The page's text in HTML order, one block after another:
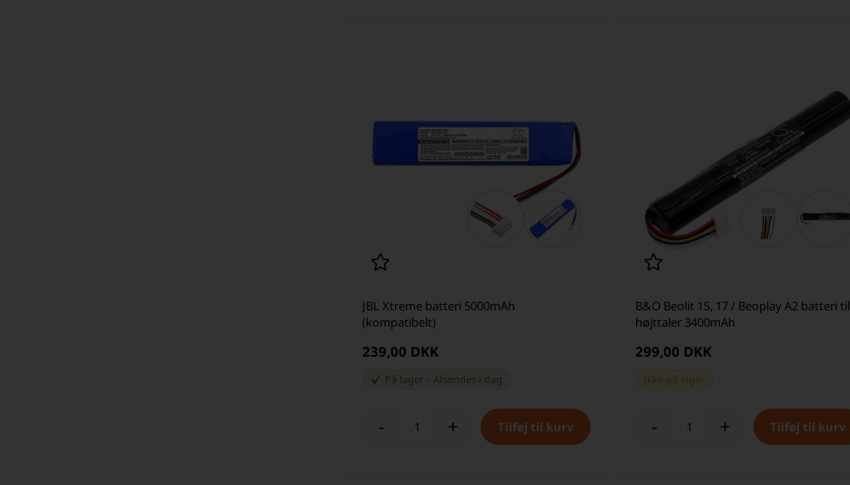
JBL Xtreme batteri 5000mAh
(kompatibelt)
239,00 DKK
På lager Afsendes i dag
- +
B&O Beolit 15, 17 / Beoplay A2 batteri til
højttaler 3400mAh
299,00 DKK
Ikke på lager
- +